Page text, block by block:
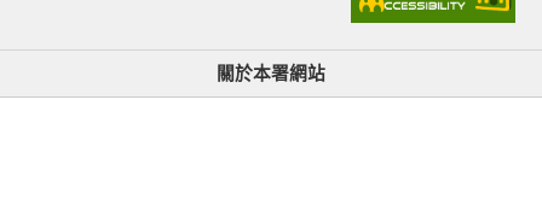
關於本署網站